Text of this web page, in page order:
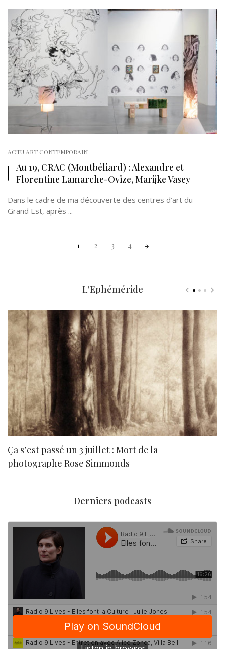
ACTU ART CONTEMPORAIN
Au 19, CRAC (Montbéliard) : Alexandre et
Florentine Lamarche-Ovize, Marijke Vasey
Dans le cadre de ma découverte des centres d’art du
Grand Est, après ...
1 2 3 4
L'Ephéméride
Ça s’est passé un 3 juillet : Mort de la
photographe Rose Simmonds
Derniers podcasts